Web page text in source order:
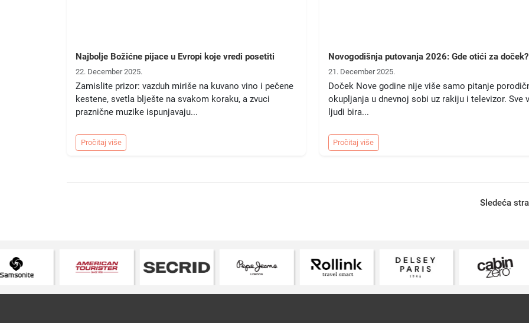
Najbolje Božićne pijace u Evropi koje vredi posetiti
22. December 2025.
Zamislite prizor: vazduh miriše na kuvano vino i pečene
kestene, svetla blješte na svakom koraku, a zvuci
praznične muzike ispunjavaju...
Pročitaj više
Novogodišnja putovanja 2026: Gde otići za doček?
21. December 2025.
Doček Nove godine nije više samo pitanje
okupljanja u dnevnoj sobi uz rakiju i televizor. Sve
ljudi bira...
Pročitaj više
Sledeća